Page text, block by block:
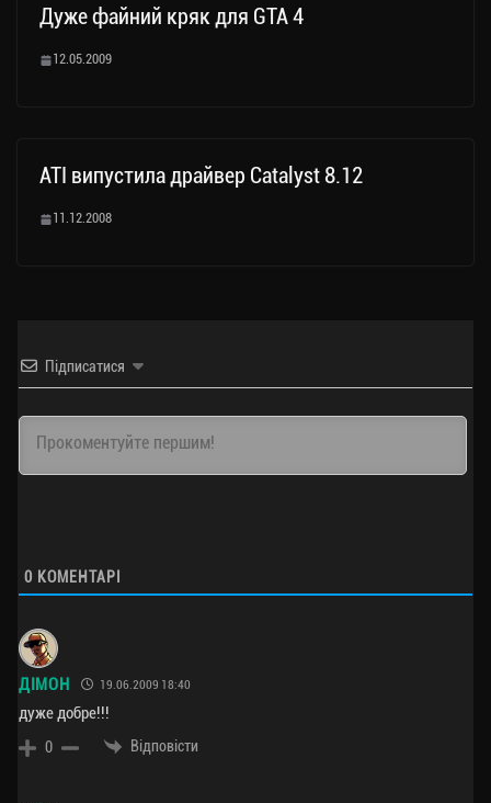
Дуже файний кряк для GTA 4
12.05.2009
ATI випустила драйвер Catalyst 8.12
11.12.2008
Підписатися
0 КОМЕНТАРІ
ДІМОН 19.06.2009 18:40
дуже добре!!!
0 Відповісти